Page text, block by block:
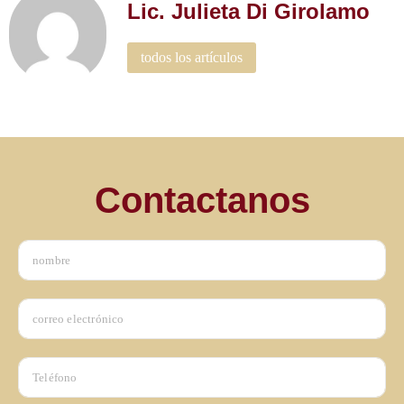
Lic. Julieta Di Girolamo
todos los artículos
Contactanos